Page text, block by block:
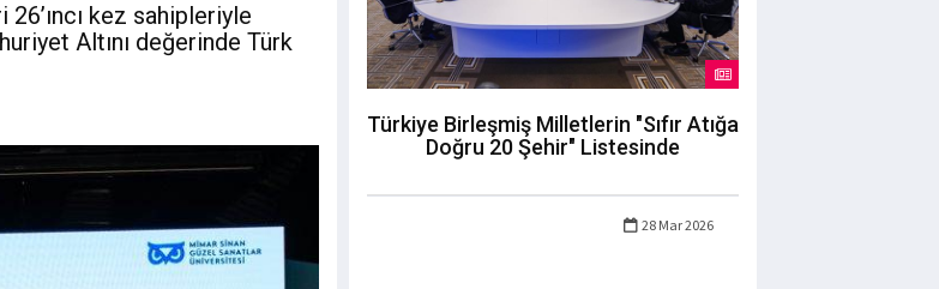
26’ıncı kez sahipleriyle
Altını değerinde Türk
Türkiye Birleşmiş Milletlerin "Sıfır Atığa
Doğru 20 Şehir" Listesinde
28 Mar 2026